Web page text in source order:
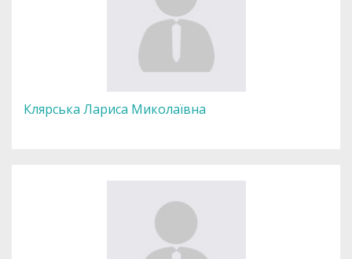
Клярська Лариса Миколаївна